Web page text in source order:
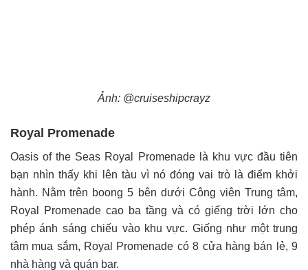
Ảnh: @cruiseshipcrayz
Royal Promenade
Oasis of the Seas Royal Promenade là khu vực đầu tiên
bạn nhìn thấy khi lên tàu vì nó đóng vai trò là điểm khởi
hành. Nằm trên boong 5 bên dưới Công viên Trung tâm,
Royal Promenade cao ba tầng và có giếng trời lớn cho
phép ánh sáng chiếu vào khu vực. Giống như một trung
tâm mua sắm, Royal Promenade có 8 cửa hàng bán lẻ, 9
nhà hàng và quán bar.